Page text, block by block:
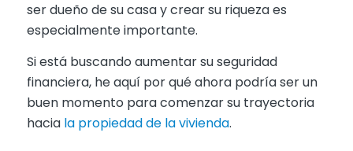
ser dueño de su casa y crear su riqueza es
especialmente importante.
Si está buscando aumentar su seguridad
financiera, he aquí por qué ahora podría ser un
buen momento para comenzar su trayectoria
hacia la propiedad de la vivienda.